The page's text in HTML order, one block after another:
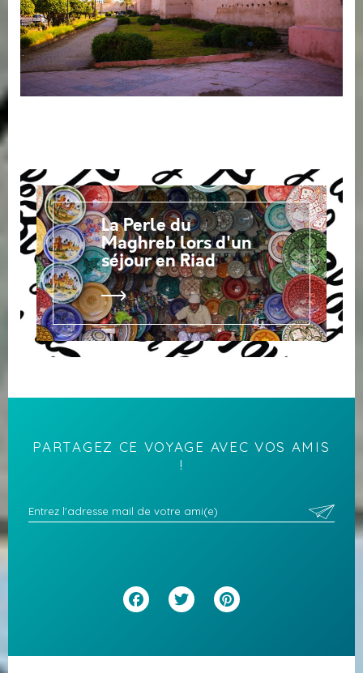
La Perle du
Maghreb lors d'un
séjour en Riad
PARTAGEZ CE VOYAGE AVEC VOS AMIS
!
Facebook
Twitter